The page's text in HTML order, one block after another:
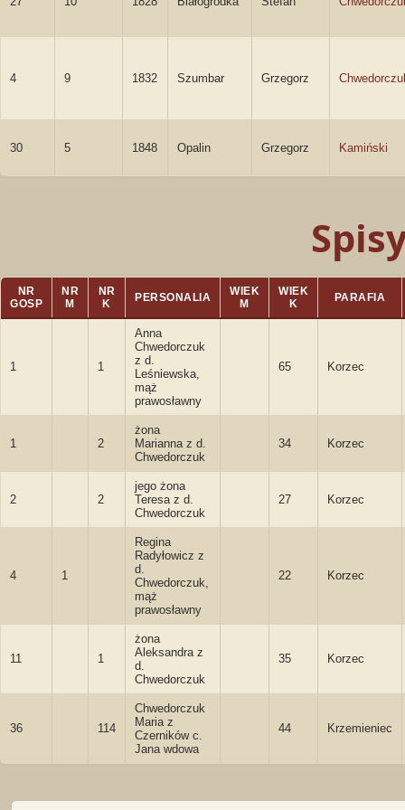
4 9 1832 Szumbar Grzegorz
30 5 1848 Opalin Grzegorz Kamiński
NR
GOSP
NR
M
NR
K
PERSONALIA
WIEK
M
WIEK
K
PARAFIA
1 1
Anna
Chwedorczuk
z d.
Leśniewska,
mąż
prawosławny
65 Korzec
1 2
żona
Marianna z d.
Chwedorczuk
34 Korzec
2 2
jego żona
Teresa z d.
Chwedorczuk
27 Korzec
4 1
Regina
Radyłowicz z
d.
Chwedorczuk,
mąż
prawosławny
22 Korzec
11 1
żona
Aleksandra z
d.
Chwedorczuk
35 Korzec
36 114
Chwedorczuk
Maria z
Czerników c.
Jana wdowa
44 Krzemieniec